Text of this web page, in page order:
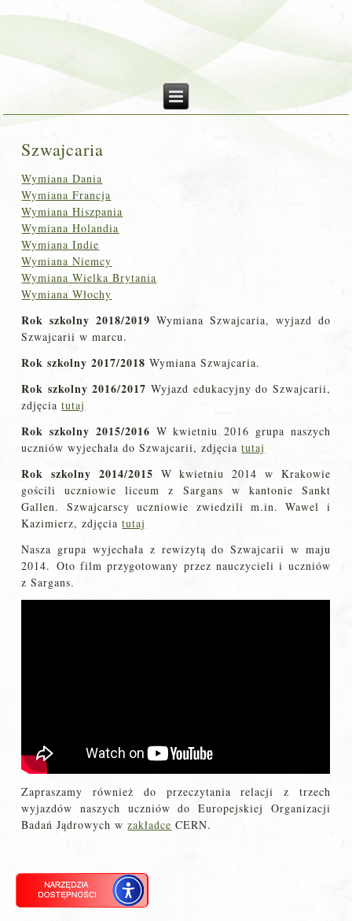
Szwajcaria
Wymiana Dania
Wymiana Francja
Wymiana Hiszpania
Wymiana Holandia
Wymiana Indie
Wymiana Niemcy
Wymiana Wielka Brytania
Wymiana Włochy
Rok szkolny 2018/2019 Wymiana Szwajcaria, wyjazd do
Szwajcarii w marcu.
Rok szkolny 2017/2018 Wymiana Szwajcaria.
Rok szkolny 2016/2017 Wyjazd edukacyjny do Szwajcarii,
zdjęciatutaj
Rok szkolny 2015/2016 W kwietniu 2016 grupa naszych
uczniów wyjechała do Szwajcarii, zdjęciatutaj
Rok szkolny 2014/2015 W kwietniu 2014 w Krakowie
gościli uczniowie liceum z Sargans w kantonie Sankt
Gallen. Szwajcarscy uczniowie zwiedzili m.in. Wawel i
Kazimierz, zdjęciatutaj
Nasza grupa wyjechała z rewizytą do Szwajcarii w maju
2014. Oto film przygotowany przez nauczycieli i uczniów
z Sargans.
Zapraszamy również do przeczytania relacji z trzech
wyjazdów naszych uczniów do Europejskiej Organizacji
Badań Jądrowych wzakładce CERN.